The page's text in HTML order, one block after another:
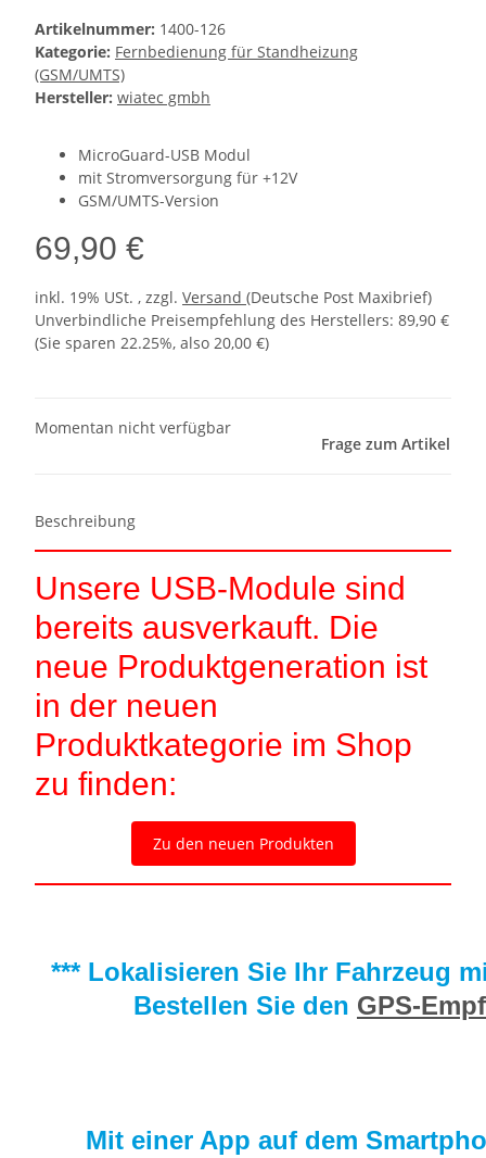
Artikelnummer: 1400-126
Kategorie: Fernbedienung für Standheizung
(GSM/UMTS)
Hersteller: wiatec gmbh
MicroGuard-USB Modul
mit Stromversorgung für +12V
GSM/UMTS-Version
69,90 €
inkl. 19% USt. , zzgl. Versand (Deutsche Post Maxibrief)
Unverbindliche Preisempfehlung des Herstellers: 89,90 €
(Sie sparen 22.25%, also 20,00 €)
Momentan nicht verfügbar
Frage zum Artikel
Beschreibung
Unsere USB-Module sind
bereits ausverkauft. Die
neue Produktgeneration ist
in der neuen
Produktkategorie im Shop
zu finden:
Zu den neuen Produkten
*** Lokalisieren Sie Ihr Fahrzeug
Bestellen Sie den GPS-
Mit einer App auf dem